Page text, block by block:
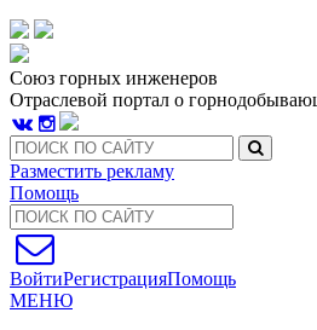
Союз горных инженеров
Отраслевой портал о
Разместить рекламу
Помощь
ВойтиРегистрацияПомощь
МЕНЮ